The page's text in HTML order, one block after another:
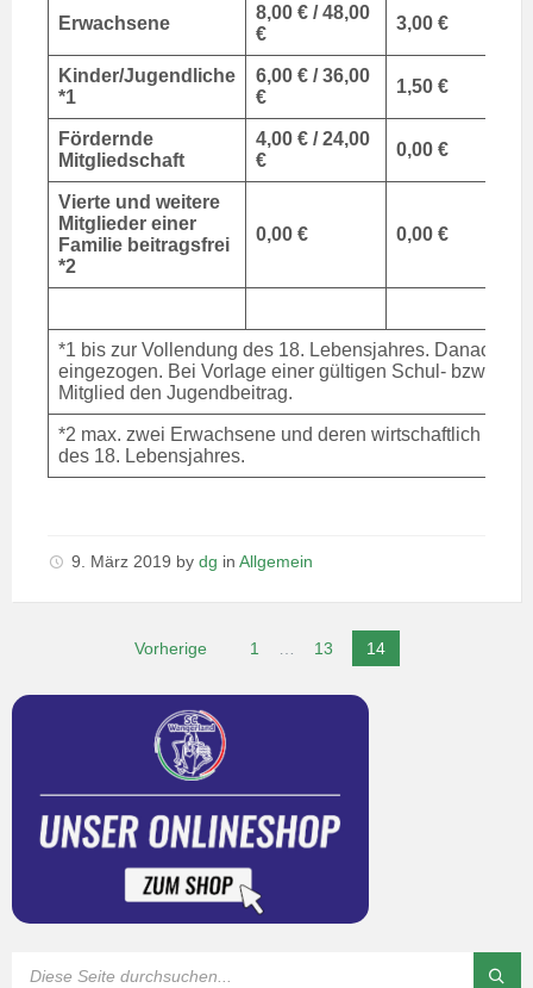
Erwachsene
8,00 € / 48,00
€
3,00 €
Kinder/Jugendliche
*1
6,00 € / 36,00
€
1,50 €
Fördernde
Mitgliedschaft
4,00 € / 24,00
€
0,00 €
Vierte und weitere
Mitglieder einer
Familie beitragsfrei
*2
0,00 € 0,00 €
*1 bis zur Vollendung des 18. Lebensjahres. Danach
eingezogen. Bei Vorlage einer gültigen Schul- bzw.
Mitglied den Jugendbeitrag.
*2 max. zwei Erwachsene und deren wirtschaftlich
des 18. Lebensjahres.
9. März 2019 by dg in Allgemein
Vorherige 1 13 14